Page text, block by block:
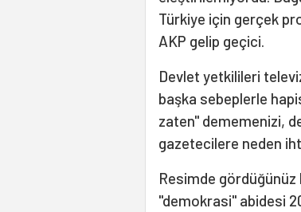
Türkiye için gerçek
AKP gelip geçici.
Devlet yetkilileri
başka sebeplerle
zaten" dememenizi,
gazetecilere neden
Resimde
"demokrasi" abidesi